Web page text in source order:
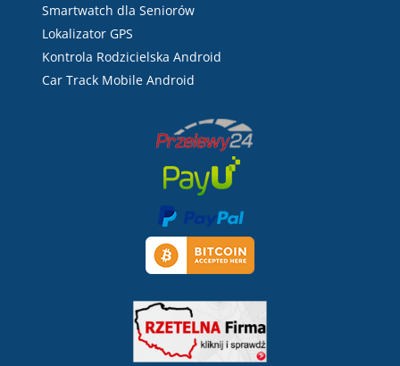
Smartwatch dla Seniorów
Lokalizator GPS
Kontrola Rodzicielska Android
Car Track Mobile Android